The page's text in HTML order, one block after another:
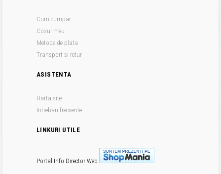
Cum cumpar
Cosul meu
Metode de plata
Transport si retur
ASISTENTA
Harta site
Intrebari frecvente
LINKURI UTILE
Portal Info Director Web